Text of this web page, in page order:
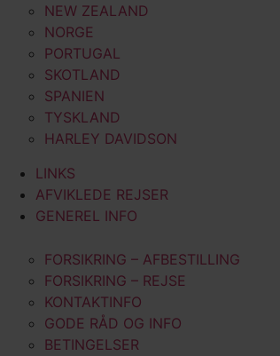
NEW ZEALAND
NORGE
PORTUGAL
SKOTLAND
SPANIEN
TYSKLAND
HARLEY DAVIDSON
LINKS
AFVIKLEDE REJSER
GENEREL INFO
FORSIKRING – AFBESTILLING
FORSIKRING – REJSE
KONTAKTINFO
GODE RÅD OG INFO
BETINGELSER